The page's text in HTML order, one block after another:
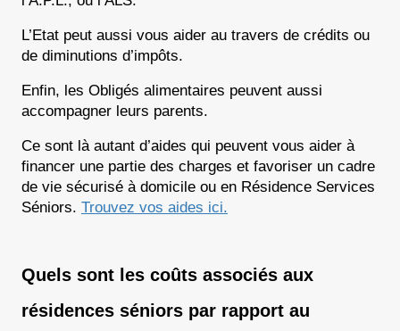
L’Etat peut aussi vous aider au travers de crédits ou
de diminutions d’impôts.
Enfin, les Obligés alimentaires peuvent aussi
accompagner leurs parents.
Ce sont là autant d’aides qui peuvent vous aider à
financer une partie des charges et favoriser un cadre
de vie sécurisé à domicile ou en Résidence Services
Séniors. Trouvez vos aides ici.
Quels sont les coûts associés aux
résidences séniors par rapport au